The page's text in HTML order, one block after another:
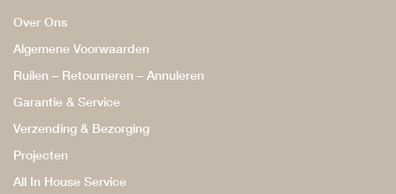
Over Ons
Algemene Voorwaarden
Ruilen – Retourneren – Annuleren
Garantie & Service
Verzending & Bezorging
Projecten
All In House Service